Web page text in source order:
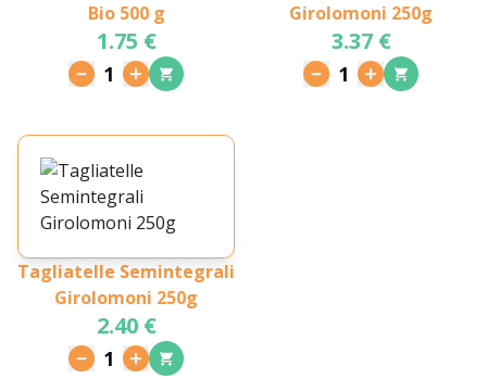
Bio 500 g
1.75 €
1
Girolomoni 250g
3.37 €
1
Tagliatelle Semintegrali
Girolomoni 250g
2.40 €
1